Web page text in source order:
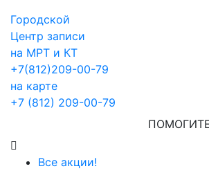
Городской
Центр записи
на МРТ и КТ
+7(812)209-00-79
на карте
+7 (812) 209-00-79
Все акции!